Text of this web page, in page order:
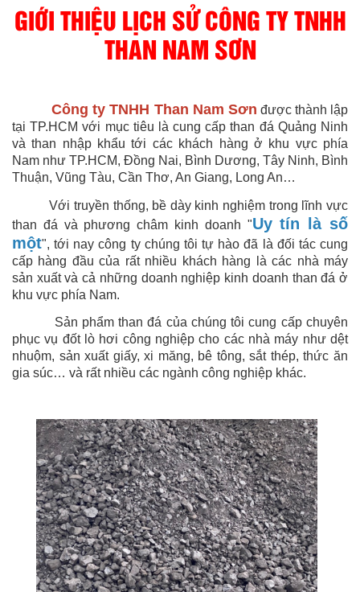
GIỚI THIỆU LỊCH SỬ CÔNG TY TNHH
THAN NAM SƠN
Công ty TNHH Than Nam Sơn được thành lập
tại TP.HCM với mục tiêu là cung cấp than đá Quảng Ninh
và than nhập khẩu tới các khách hàng ở khu vực phía
Nam như TP.HCM, Đồng Nai, Bình Dương, Tây Ninh, Bình
Thuận, Vũng Tàu, Cần Thơ, An Giang, Long An…
Với truyền thống, bề dày kinh nghiệm trong lĩnh vực
than đá và phương châm kinh doanh "Uy tín là số
một", tới nay công ty chúng tôi tự hào đã là đối tác cung
cấp hàng đầu của rất nhiều khách hàng là các nhà máy
sản xuất và cả những doanh nghiệp kinh doanh than đá ở
khu vực phía Nam.
Sản phẩm than đá của chúng tôi cung cấp chuyên
phục vụ đốt lò hơi công nghiệp cho các nhà máy như dệt
nhuộm, sản xuất giấy, xi măng, bê tông, sắt thép, thức ăn
gia súc… và rất nhiều các ngành công nghiệp khác.